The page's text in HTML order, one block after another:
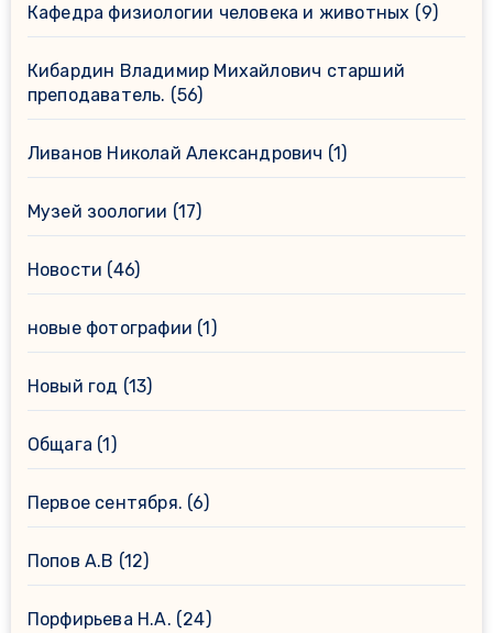
Кафедра физиологии человека и животных (9)
Кибардин Владимир Михайлович старший
преподаватель. (56)
Ливанов Николай Александрович (1)
Музей зоологии (17)
Новости (46)
новые фотографии (1)
Новый год (13)
Общага (1)
Первое сентября. (6)
Попов А.В (12)
Порфирьева Н.А. (24)